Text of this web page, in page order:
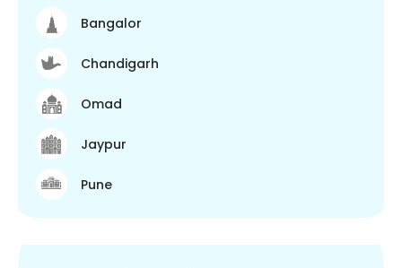
Bangalor
Chandigarh
Omad
Jaypur
Pune